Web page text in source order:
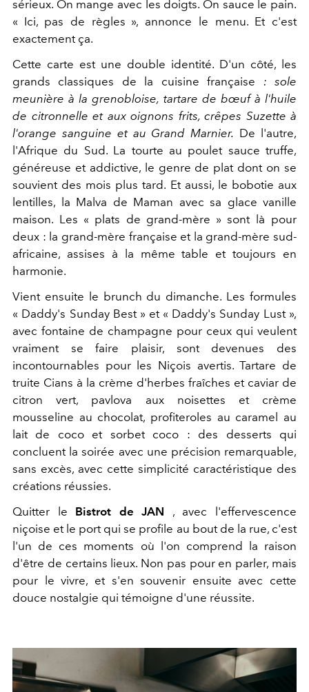
sérieux. On mange avec les doigts. On sauce le pain.
« Ici, pas de règles », annonce le menu. Et c'est
exactement ça.
Cette carte est une double identité. D'un côté, les
grands classiques de la cuisine française : sole
meunière à la grenobloise, tartare de bœuf à l'huile
de citronnelle et aux oignons frits, crêpes Suzette à
l'orange sanguine et au Grand Marnier. De l'autre,
l'Afrique du Sud. La tourte au poulet sauce truffe,
généreuse et addictive, le genre de plat dont on se
souvient des mois plus tard. Et aussi, le bobotie aux
lentilles, la Malva de Maman avec sa glace vanille
maison. Les « plats de grand-mère » sont là pour
deux : la grand-mère française et la grand-mère sud-
africaine, assises à la même table et toujours en
harmonie.
Vient ensuite le brunch du dimanche. Les formules
« Daddy's Sunday Best » et « Daddy's Sunday Lust »,
avec fontaine de champagne pour ceux qui veulent
vraiment se faire plaisir, sont devenues des
incontournables pour les Niçois avertis. Tartare de
truite Cians à la crème d'herbes fraîches et caviar de
citron vert, pavlova aux noisettes et crème
mousseline au chocolat, profiteroles au caramel au
lait de coco et sorbet coco : des desserts qui
concluent la soirée avec une précision remarquable,
sans excès, avec cette simplicité caractéristique des
créations réussies.
Quitter le Bistrot de JAN , avec l'effervescence
niçoise et le port qui se profile au bout de la rue, c'est
l'un de ces moments où l'on comprend la raison
d'être de certains lieux. Non pas pour en parler, mais
pour le vivre, et s'en souvenir ensuite avec cette
douce nostalgie qui témoigne d'une réussite.